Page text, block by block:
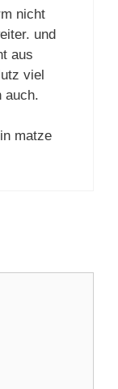
nicht
und
aus
viel
auch.
matze